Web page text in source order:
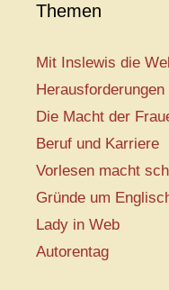
Themen
Mit Inslewis die
Die Macht der
Beruf und Karriere
Vorlesen macht
Gründe um
Lady in Web
Autorentag